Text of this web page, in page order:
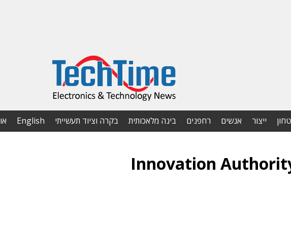
ייצור אנשים רחפנים בינה מלאכותית בקרה וציוד תעשייתי English
Innovation